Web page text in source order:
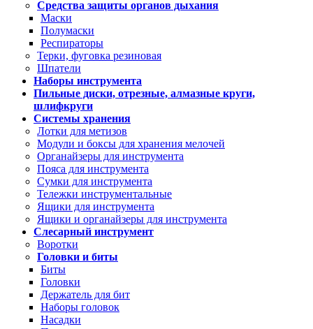
Средства защиты органов дыхания
Маски
Полумаски
Респираторы
Терки, фуговка резиновая
Шпатели
Наборы инструмента
Пильные диски, отрезные, алмазные круги,
шлифкруги
Системы хранения
Лотки для метизов
Модули и боксы для хранения мелочей
Органайзеры для инструмента
Пояса для инструмента
Сумки для инструмента
Тележки инструментальные
Ящики для инструмента
Ящики и органайзеры для инструмента
Слесарный инструмент
Воротки
Головки и биты
Биты
Головки
Держатель для бит
Наборы головок
Насадки